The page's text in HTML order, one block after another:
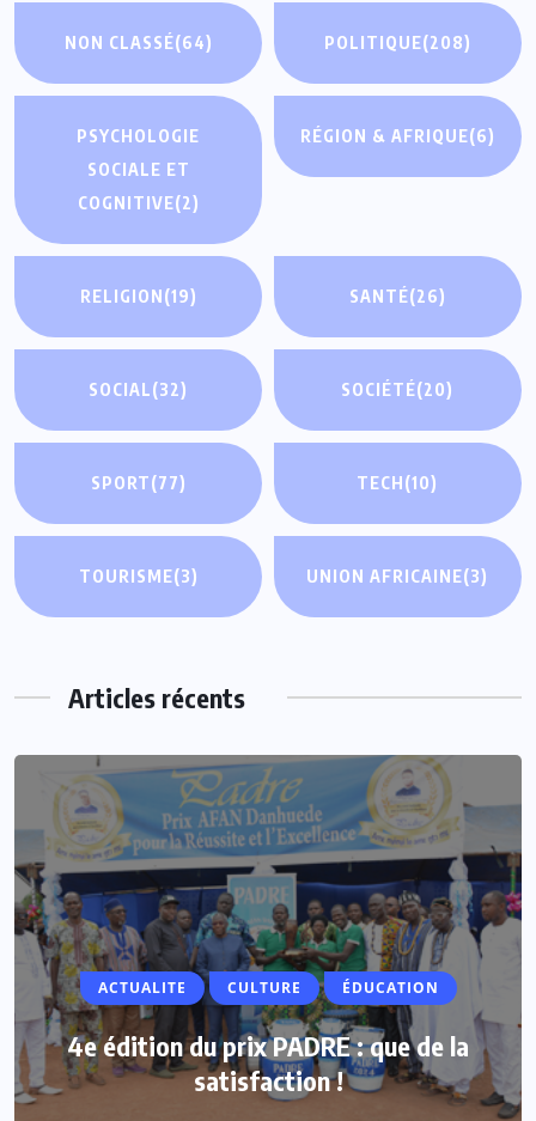
NON CLASSÉ(64) POLITIQUE(208)
PSYCHOLOGIE
SOCIALE ET
COGNITIVE(2)
RÉGION & AFRIQUE(6)
RELIGION(19) SANTÉ(26)
SOCIAL(32) SOCIÉTÉ(20)
SPORT(77) TECH(10)
TOURISME(3) UNION AFRICAINE(3)
Articles récents
ACTUALITE CULTURE ÉDUCATION
4e édition du prix PADRE : que de la
satisfaction !